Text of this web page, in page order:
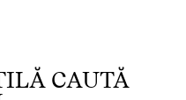
CAUTĂ